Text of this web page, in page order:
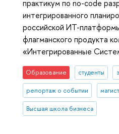
практикум по no-code
интегрированного
российской ИТ-
флагманского продукта
«Интегрированные
Образование студенты
репортаж о событии
Высшая школа бизнеса